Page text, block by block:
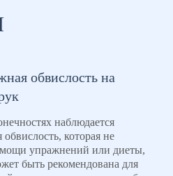
обвислость на
наблюдается
которая не
упражнений или диеты,
быть рекомендована для